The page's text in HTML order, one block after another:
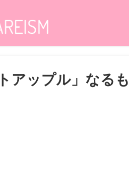
アップル」なる